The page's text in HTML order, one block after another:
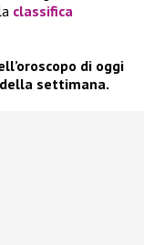
classifica
di oggi
settimana.